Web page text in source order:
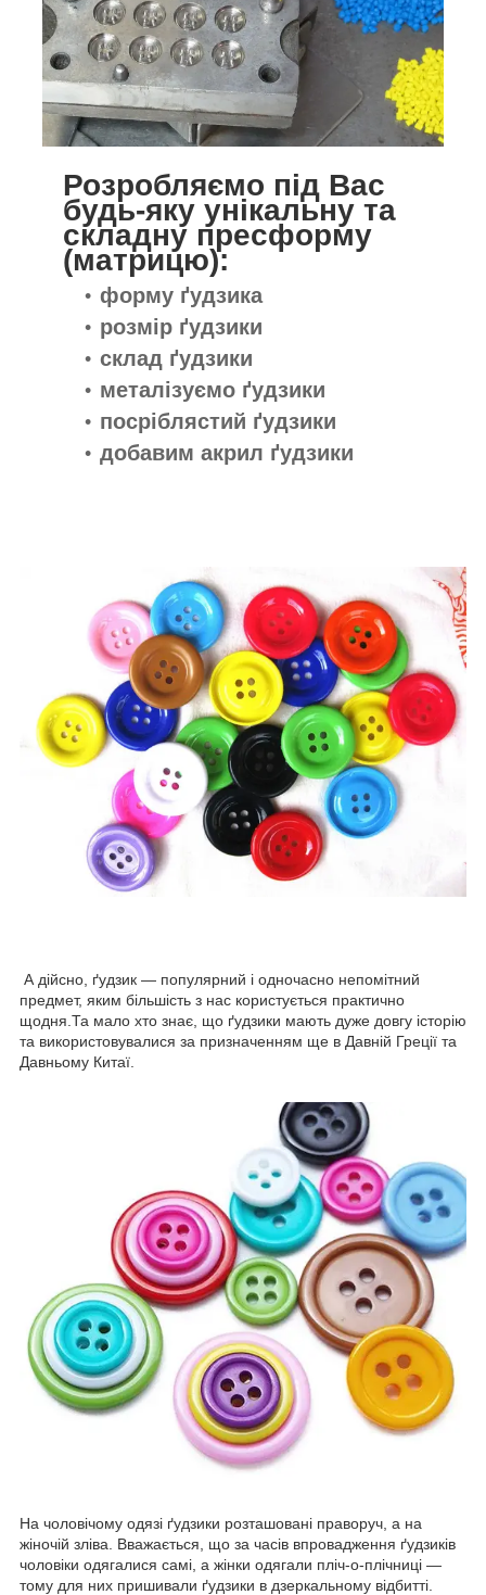
Розробляємо під Вас
будь-яку унікальну та
складну пресформу
(матрицю):
форму ґудзика
розмір ґудзики
склад ґудзики
металізуємо ґудзики
посріблястий ґудзики
добавим акрил ґудзики
А дійсно, ґудзик — популярний і одночасно непомітний
предмет, яким більшість з нас користується практично
щодня.Та мало хто знає, що ґудзики мають дуже довгу історію
та використовувалися за призначенням ще в Давній Греції та
Давньому Китаї.
На чоловічому одязі ґудзики розташовані праворуч, а на
жіночій зліва. Вважається, що за часів впровадження ґудзиків
чоловіки одягалися самі, а жінки одягали пліч-о-плічниці —
тому для них пришивали ґудзики в дзеркальному відбитті.